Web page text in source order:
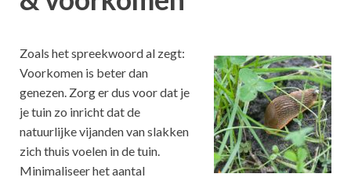
Zoals het spreekwoord al zegt:
Voorkomen is beter dan
genezen. Zorg er dus voor dat je
je tuin zo inricht dat de
natuurlijke vijanden van slakken
zich thuis voelen in de tuin.
Minimaliseer het aantal